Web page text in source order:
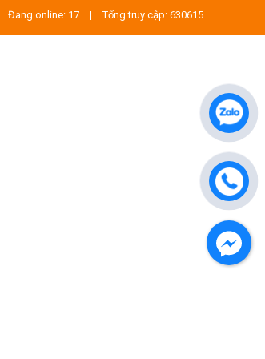
Đang online: 17 | Tổng truy cập: 630615